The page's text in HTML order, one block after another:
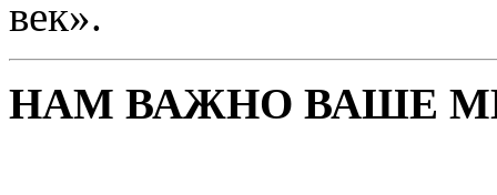
век».
НАМ ВАЖНО ВАШЕ